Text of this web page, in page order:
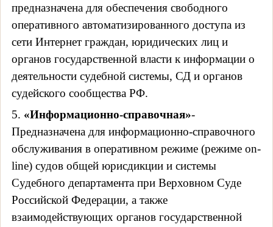
предназначена для обеспечения свободного
оперативного автоматизированного доступа из
сети Интернет граждан, юридических лиц и
органов государственной власти к информации о
деятельности судебной системы, СД и органов
судейского сообщества РФ.
5. «Информационно-справочная»-
Предназначена для информационно-справочного
обслуживания в оперативном режиме (режиме on-
line) судов общей юрисдикции и системы
Судебного департамента при Верховном Суде
Российской Федерации, а также
взаимодействующих органов государственной